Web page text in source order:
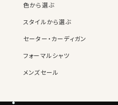
色から選ぶ
スタイルから選ぶ
セーター・カーディガン
フォーマルシャツ
メンズセール